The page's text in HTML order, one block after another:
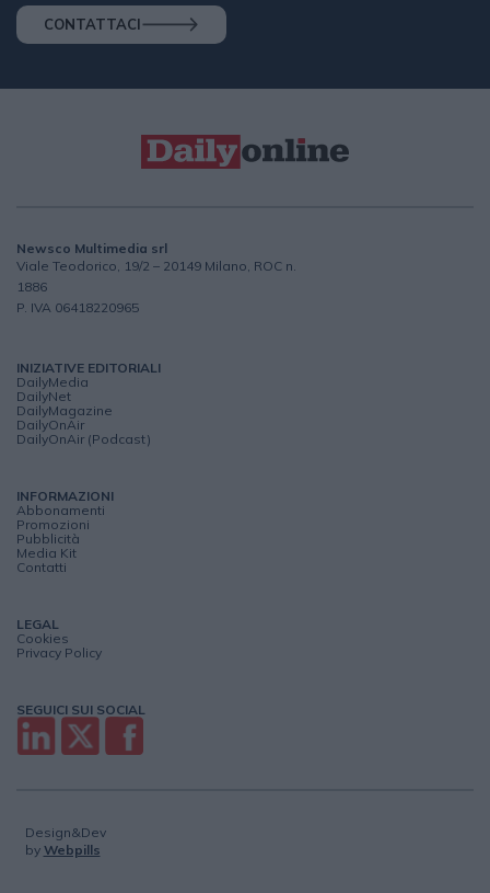
CONTATTACI
Newsco Multimedia srl
Viale Teodorico, 19/2 – 20149 Milano, ROC n.
1886
P. IVA 06418220965
INIZIATIVE EDITORIALI
DailyMedia
DailyNet
DailyMagazine
DailyOnAir
DailyOnAir (Podcast)
INFORMAZIONI
Abbonamenti
Promozioni
Pubblicità
Media Kit
Contatti
LEGAL
Cookies
Privacy Policy
SEGUICI SUI SOCIAL
Design&Dev
by Webpills